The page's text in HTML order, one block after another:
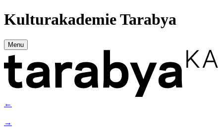
Kulturakademie Tarabya
Menu
←
→